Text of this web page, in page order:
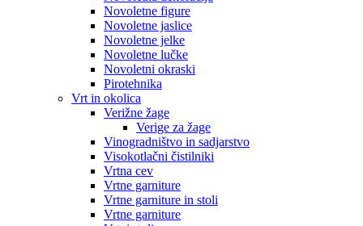
Novoletne figure
Novoletne jaslice
Novoletne jelke
Novoletne lučke
Novoletni okraski
Pirotehnika
Vrt in okolica
Verižne žage
Verige za žage
Vinogradništvo in sadjarstvo
Visokotlačni čistilniki
Vrtna cev
Vrtne garniture
Vrtne garniture in stoli
Vrtne garniture